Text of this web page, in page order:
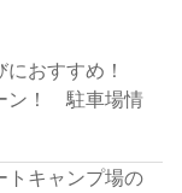
におすすめ！
ン！ 駐車場情
トキャンプ場の